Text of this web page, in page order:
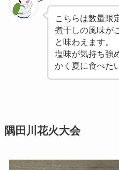
こちらは数量限
煮干しの風味が
と味わえます。
塩味が気持ち強
かく夏に食べた
隅田川花火大会